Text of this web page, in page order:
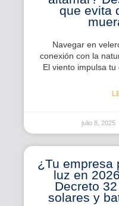
que evita
Navegar en
conexión con la
El viento impulsa
julio 8, 2025
¿Tu empresa
luz en
Decreto
solares y